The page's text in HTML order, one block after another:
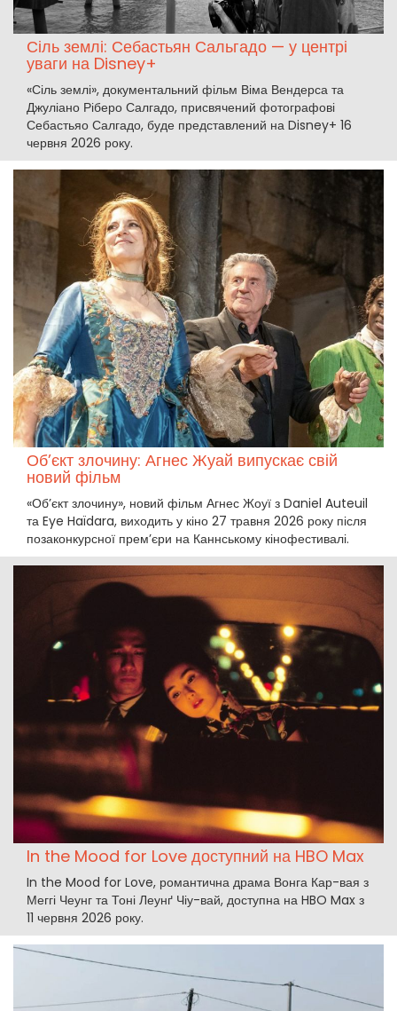
Сіль землі: Себастьян Сальгадо — у центрі
уваги на Disney+
«Сіль землі», документальний фільм Віма Вендерса та
Джуліано Ріберо Салгадо, присвячений фотографові
Себастьяо Салгадо, буде представлений на Disney+ 16
червня 2026 року.
Об’єкт злочину: Агнес Жуай випускає свій
новий фільм
«Об’єкт злочину», новий фільм Агнес Жоуї з Daniel Auteuil
та Eye Haïdara, виходить у кіно 27 травня 2026 року після
позаконкурсної прем’єри на Каннському кінофестивалі.
In the Mood for Love доступний на HBO Max
In the Mood for Love, романтична драма Вонга Кар-вая з
Меггі Чеунг та Тоні Леунґ Чіу-вай, доступна на HBO Max з
11 червня 2026 року.